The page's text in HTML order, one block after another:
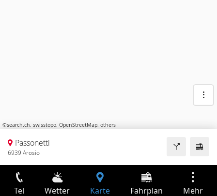
©search.ch, swisstopo, OpenStreetMap, others
Passonetti
6939 Arosio
Tel Wetter Karte Fahrplan Mehr